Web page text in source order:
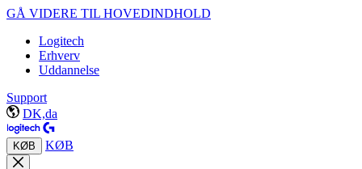
GÅ VIDERE TIL HOVEDINDHOLD
Logitech
Erhverv
Uddannelse
Support
DK,da
KØB KØB